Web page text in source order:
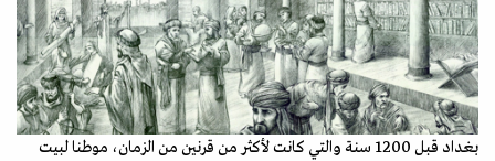
بغداد قبل 1200 سنة والتي كانت لأكثر من قرنين من الزمان، موطنا لبيت